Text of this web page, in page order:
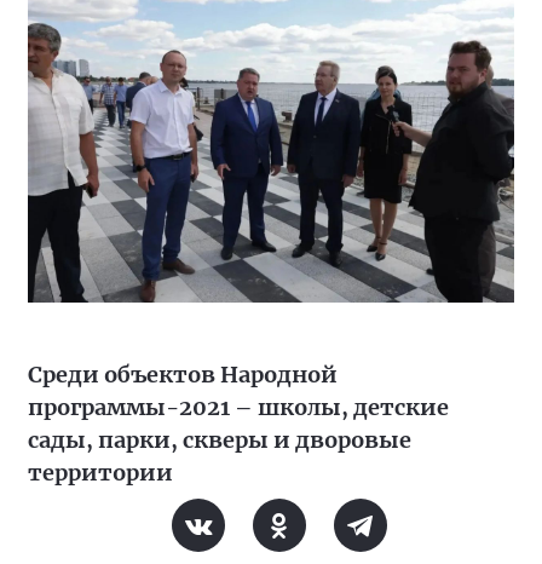
Среди объектов Народной
программы-2021 – школы, детские
сады, парки, скверы и дворовые
территории